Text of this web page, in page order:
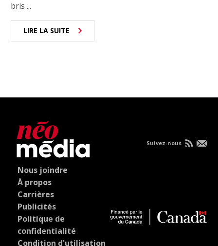
bris ...
LIRE LA SUITE
Nous joindre
À propos
Carrières
Publicités
Politique de
confidentialité
Condition d'utilisation
Suivez-nous